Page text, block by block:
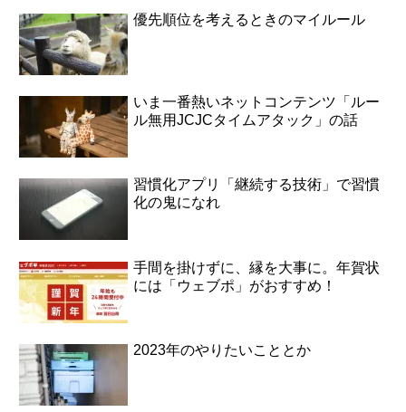
優先順位を考えるときのマイルール
いま一番熱いネットコンテンツ「ルー
ル無用JCJCタイムアタック」の話
習慣化アプリ「継続する技術」で習慣
化の鬼になれ
手間を掛けずに、縁を大事に。年賀状
には「ウェブポ」がおすすめ！
2023年のやりたいこととか